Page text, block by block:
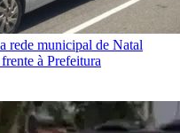
rede municipal de Natal
à Prefeitura